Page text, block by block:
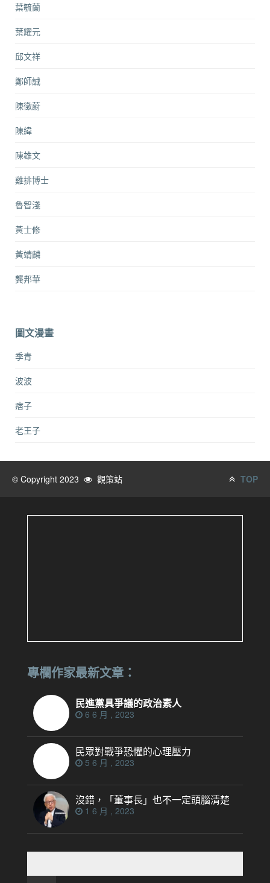
葉毓蘭
葉耀元
邱文祥
鄭師誠
陳徵蔚
陳緯
陳雄文
雞排博士
魯智淺
黃士修
黃靖麟
龔邦華
圖文漫畫
季青
波波
痞子
老王子
© Copyright 2023 觀策站 TOP
專欄作家最新文章：
民進黨具爭議的政治素人
6 6 月 , 2023
民眾對戰爭恐懼的心理壓力
5 6 月 , 2023
沒錯，「董事長」也不一定頭腦清楚
1 6 月 , 2023